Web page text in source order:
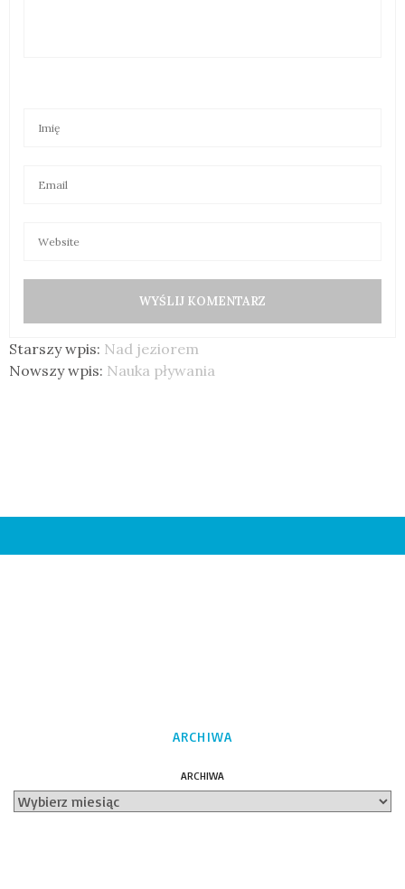
Starszy wpis: Nad jeziorem
Nowszy wpis: Nauka pływania
ARCHIWA
ARCHIWA